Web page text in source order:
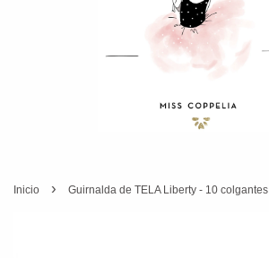
Inicio › Guirnalda de TELA Liberty - 10 colgantes